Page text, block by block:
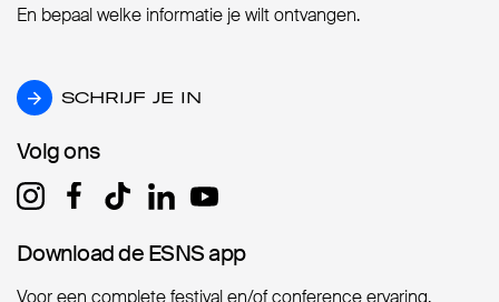
En bepaal welke informatie je wilt ontvangen.
SCHRIJF JE IN
SCHRIJF JE IN
Volg ons
Volg ons
Download de ESNS app
Download de ESNS app
Voor een complete festival en/of conference ervaring.